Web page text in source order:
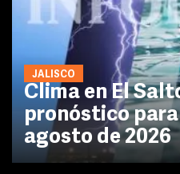
JALISCO
Clima en El
pronóstico para
agosto de 2026